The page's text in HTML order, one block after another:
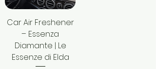
Car Air Freshener
– Essenza
Diamante | Le
Essenze di Elda